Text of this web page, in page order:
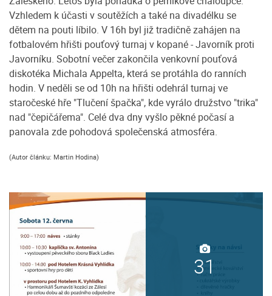
Vzhledem k účasti v soutěžích a také na divadélku se
dětem na pouti líbilo. V 16h byl již tradičně zahájen na
fotbalovém hřišti pouťový turnaj v kopané - Javorník proti
Javorníku. Sobotní večer zakončila venkovní pouťová
diskotéka Michala Appelta, která se protáhla do ranních
hodin. V neděli se od 10h na hřišti odehrál turnaj ve
staročeské hře "Tlučení špačka", kde vyrálo družstvo "trika"
nad "čepičářema". Celé dva dny vyšlo pěkné počasí a
panovala zde pohodová společenská atmosféra.
(Autor článku: Martin Hodina)
31